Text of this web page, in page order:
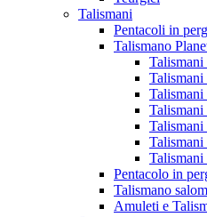
Talismani
Pentacoli in
Talismano
Talismani
Talismani
Talismani
Pentacolo in
Talismano
Amuleti e